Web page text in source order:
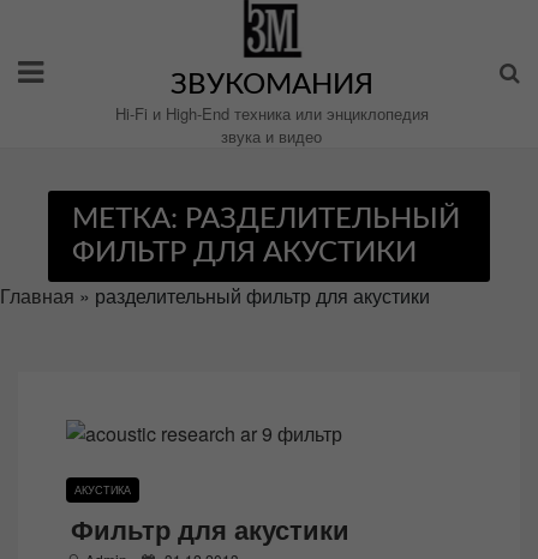
содержимому
ЗВУКОМАНИЯ
Hi-Fi и High-End техника или энциклопедия
звука и видео
МЕТКА: РАЗДЕЛИТЕЛЬНЫЙ
ФИЛЬТР ДЛЯ АКУСТИКИ
Главная » разделительный фильтр для акустики
АКУСТИКА
Фильтр для акустики